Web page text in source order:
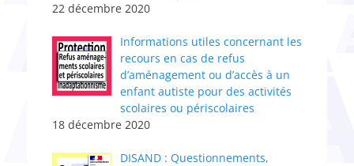
22 décembre 2020
Informations utiles concernant les
recours en cas de refus
d’aménagement ou d’accès à un
enfant autiste pour des activités
scolaires ou périscolaires
18 décembre 2020
DISAND : Questionnements,